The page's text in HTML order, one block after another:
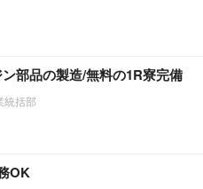
部品の製造/無料の1R寮完備
統括部
OK